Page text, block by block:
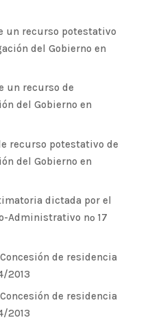
un recurso potestativo
del Gobierno en
un recurso de
del Gobierno en
recurso potestativo de
del Gobierno en
dictada por el
Administrativo nº 17
de residencia
2013
de residencia
2013